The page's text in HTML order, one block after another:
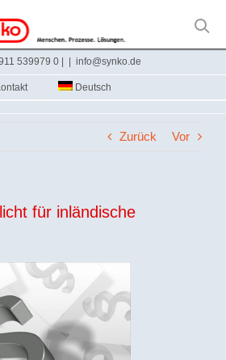
539979 0 | info@synko.de
Deutsch
Zurück Vor
für inländische